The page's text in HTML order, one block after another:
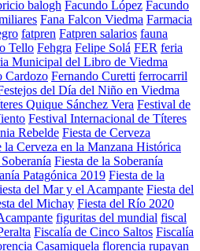
balogh Facundo López Facundo
Fana Falcon Viedma Farmacia
fatpren Fatpren salarios fauna
Tello Fehgra Felipe Solá FER feria
Municipal del Libro de Viedma
Cardozo Fernando Curetti ferrocarril
del Día del Niño en Viedma
Quique Sánchez Vera Festival de
Festival Internacional de Títeres
Rebelde Fiesta de Cerveza
la Cerveza en la Manzana Histórica
Fiesta de la Soberanía
Patagónica 2019 Fiesta de la
del Mar y el Acampante Fiesta del
del Michay Fiesta del Río 2020
figuritas del mundial fiscal
Fiscalía de Cinco Saltos Fiscalía
Casamiquela florencia rupayan